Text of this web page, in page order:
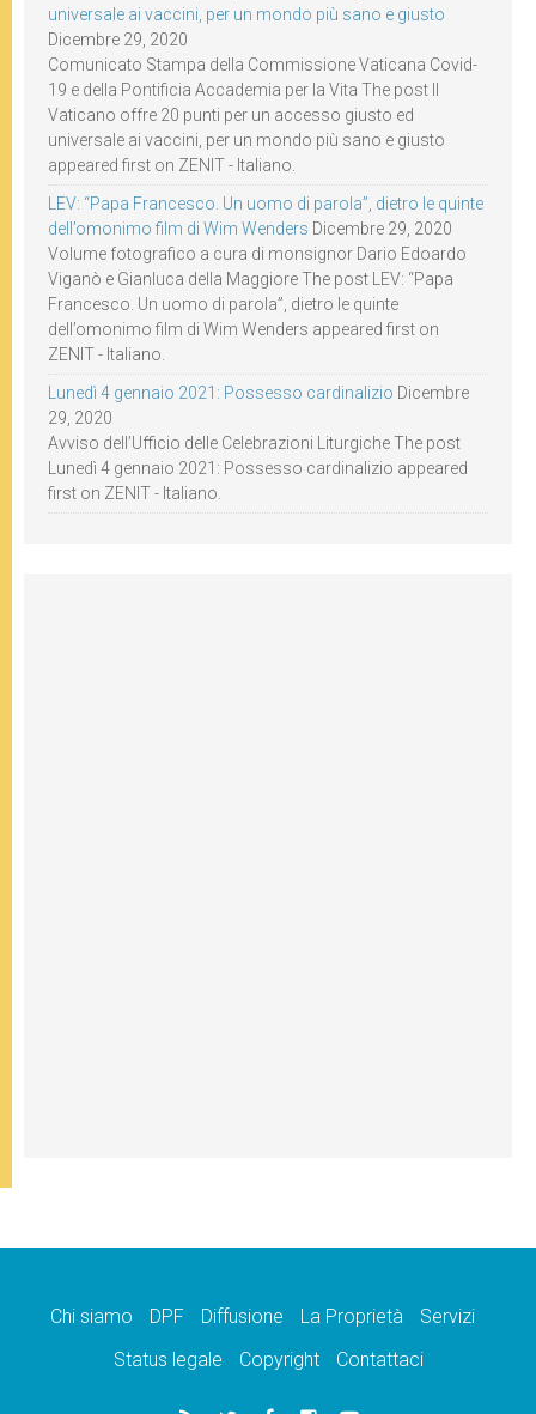
universale ai vaccini, per un mondo più sano e giusto
Dicembre 29, 2020
Comunicato Stampa della Commissione Vaticana Covid-
19 e della Pontificia Accademia per la Vita The post Il
Vaticano offre 20 punti per un accesso giusto ed
universale ai vaccini, per un mondo più sano e giusto
appeared first on ZENIT - Italiano.
LEV: “Papa Francesco. Un uomo di parola”, dietro le quinte
dell’omonimo film di Wim Wenders Dicembre 29, 2020
Volume fotografico a cura di monsignor Dario Edoardo
Viganò e Gianluca della Maggiore The post LEV: “Papa
Francesco. Un uomo di parola”, dietro le quinte
dell’omonimo film di Wim Wenders appeared first on
ZENIT - Italiano.
Lunedì 4 gennaio 2021: Possesso cardinalizio Dicembre
29, 2020
Avviso dell’Ufficio delle Celebrazioni Liturgiche The post
Lunedì 4 gennaio 2021: Possesso cardinalizio appeared
first on ZENIT - Italiano.
Chi siamo DPF Diffusione La Proprietà
Servizi
Status legale
Copyright Contattaci